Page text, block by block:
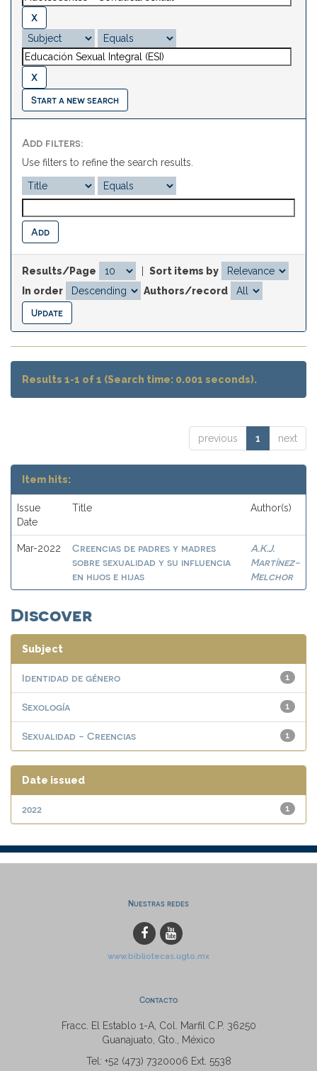
Start a new search
Add filters:
Use filters to refine the search results.
Results/Page
Sort items by
In order
Authors/record
Results 1-1 of 1 (Search time: 0.001 seconds).
previous 1 next
Item hits:
Issue
Date
Title Author(s)
Mar-2022
Creencias de padres y madres
sobre sexualidad y su influencia
en hijos e hijas
A.K.J.
Martínez-
Melchor
Discover
Subject
1
Identidad de género
1
Sexología
1
Sexualidad - Creencias
Date issued
1
2022
Nuestras redes
www.bibliotecas.ugto.mx
Contacto
Fracc. El Establo 1-A, Col. Marfil C.P. 36250
Guanajuato, Gto., México
Tel: +52 (473) 7320006 Ext. 5538